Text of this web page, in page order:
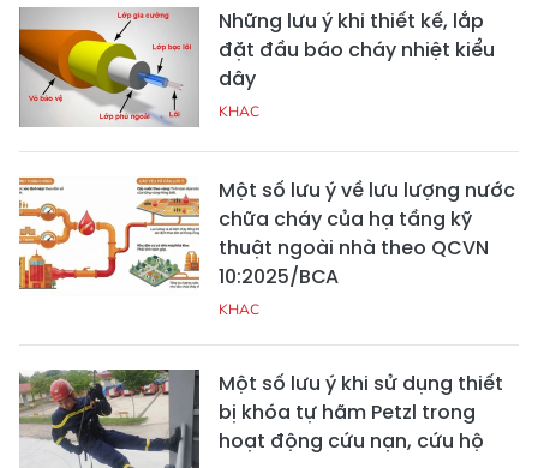
Những lưu ý khi thiết kế, lắp
đặt đầu báo cháy nhiệt kiểu
dây
KHAC
Một số lưu ý về lưu lượng nước
chữa cháy của hạ tầng kỹ
thuật ngoài nhà theo QCVN
10:2025/BCA
KHAC
Một số lưu ý khi sử dụng thiết
bị khóa tự hãm Petzl trong
hoạt động cứu nạn, cứu hộ